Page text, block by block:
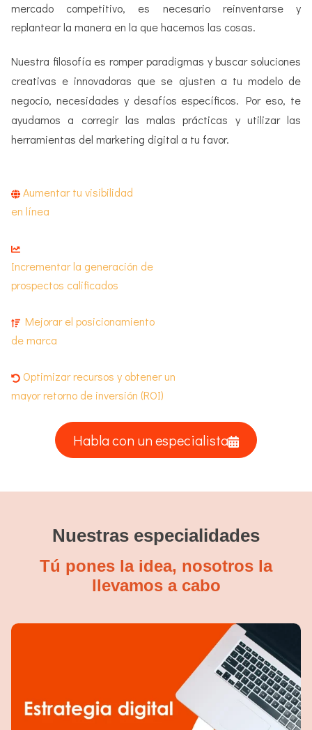
mercado competitivo, es necesario reinventarse y
replantear la manera en la que hacemos las cosas.
Nuestra filosofía es romper paradigmas y buscar soluciones
creativas e innovadoras que se ajusten a tu modelo de
negocio, necesidades y desafíos específicos. Por eso, te
ayudamos a corregir las malas prácticas y utilizar las
herramientas del marketing digital a tu favor.
Aumentar tu visibilidad
en línea
Incrementar la generación de
prospectos calificados
Mejorar el posicionamiento
de marca
Optimizar recursos y obtener un
mayor retorno de inversión (ROI)
Habla con un especialista
Nuestras especialidades
Tú pones la idea, nosotros la
llevamos a cabo